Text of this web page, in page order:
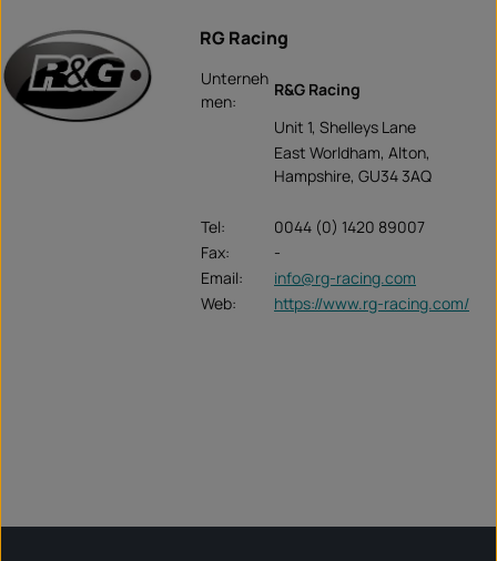
RG Racing
Unterneh
men:
R&G Racing
Unit 1, Shelleys Lane
East Worldham, Alton,
Hampshire, GU34 3AQ
Tel:
0044 (0) 1420 89007
Fax:
-
Email:
info@rg-racing.com
Web:
https://www.rg-racing.com/